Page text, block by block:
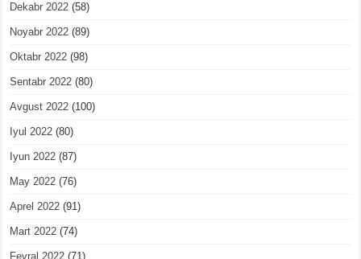
Dekabr 2022 (58)
Noyabr 2022 (89)
Oktabr 2022 (98)
Sentabr 2022 (80)
Avgust 2022 (100)
Iyul 2022 (80)
Iyun 2022 (87)
May 2022 (76)
Aprel 2022 (91)
Mart 2022 (74)
Fevral 2022 (71)